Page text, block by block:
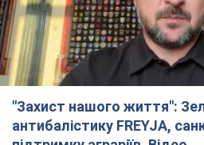
"Захист нашого життя":
антибалістику FREYJA,